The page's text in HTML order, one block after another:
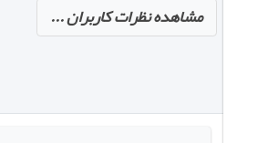
مشاهده نظرات کاربران ...